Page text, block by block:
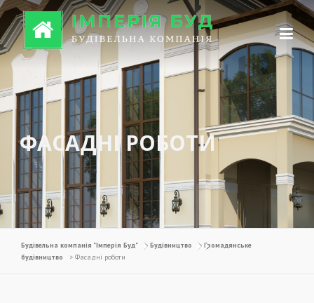
Перейти до вмісту
ФАСАДНІ РОБОТИ
Будівельна компанія "Імперія Буд" > Будівництво > Громадянське
будівництво
> Фасадні роботи